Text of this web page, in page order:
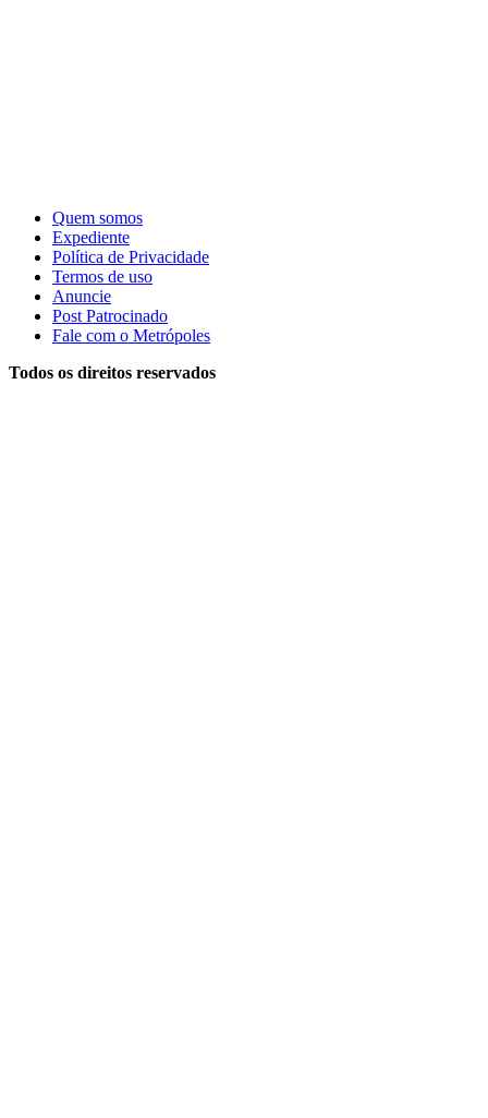
Quem somos
Expediente
Política de Privacidade
Termos de uso
Anuncie
Post Patrocinado
Fale com o Metrópoles
Todos os direitos reservados